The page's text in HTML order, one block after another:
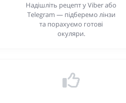
Надішліть рецепт у Viber або
Telegram — підберемо лінзи
та порахуємо готові
окуляри.